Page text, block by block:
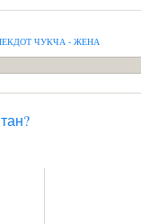
ЧУКЧА - ЖЕНА